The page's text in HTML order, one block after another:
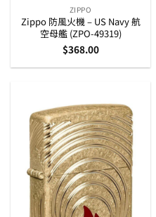
ZIPPO
Zippo 防風火機 – US Navy 航
空母艦 (ZPO-49319)
$368.00